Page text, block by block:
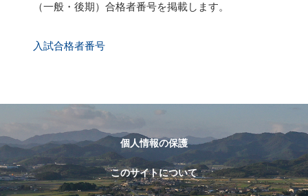
（一般・後期）合格者番号を掲載します。
入試合格者番号
個人情報の保護
このサイトについて